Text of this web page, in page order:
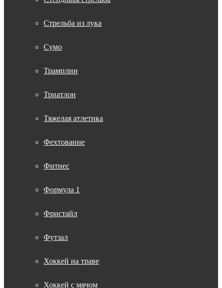
Стрельба из лука
Сумо
Трамплин
Триатлон
Тяжелая атлетика
Фехтование
Фитнес
Формула 1
Фристайл
Футзал
Хоккей на траве
Хоккей с мячом